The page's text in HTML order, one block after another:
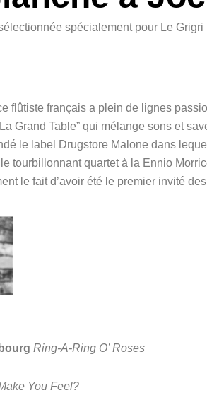
spécialement pour Le Grigri
flûtiste français a plein de lignes
Grand Table” qui mélange sons et
le label Drugstore Malone dans
tourbillonnant quartet à la Ennio
le fait d’avoir été le premier invité
Ring-A-Ring O’ Roses
You Feel?